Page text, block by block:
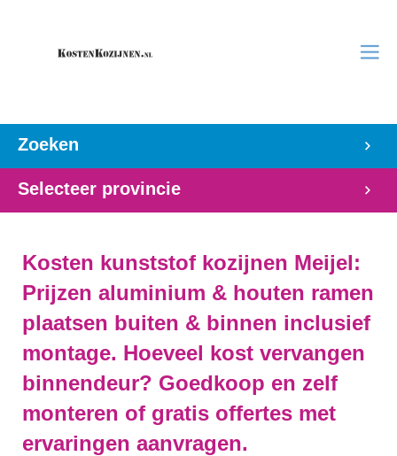
Zoeken
Selecteer provincie
Kosten kunststof kozijnen Meijel:
Prijzen aluminium & houten ramen
plaatsen buiten & binnen inclusief
montage. Hoeveel kost vervangen
binnendeur? Goedkoop en zelf
monteren of gratis offertes met
ervaringen aanvragen.